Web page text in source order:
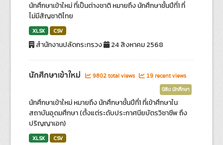
นักศึกษาเข้าใหม่ ที่เป็นต่างชาติ หมายถึง นักศึกษาชั้นปีที่1 ที่
ไม่มีสัญชาติไทย
XLSX CSV
สำนักงานปลัดกระทรวง 24 สิงหาคม 2568
นักศึกษาเข้าใหม่ 9802 total views 19 recent views
นิสิต นักศึกษา
นักศึกษาเข้าใหม่ หมายถึง นักศึกษาชั้นปีที่1 ที่เข้าศึกษาใน
สถาบันอุดมศึกษา (ตั้งแต่ระดับประกาศนียบัตรวิชาชีพ ถึง
ปริญญาเอก)
XLSX CSV